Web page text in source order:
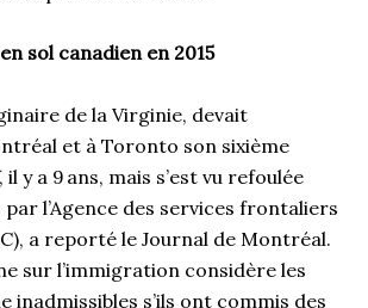
sol canadien en 2015
de la Virginie, devait
et à Toronto son sixième
, il y a 9 ans, mais s’est vu refoulée
par l’Agence des services frontaliers
a reporté le Journal de Montréal.
sur l’immigration considère les
inadmissibles s’ils ont commis des